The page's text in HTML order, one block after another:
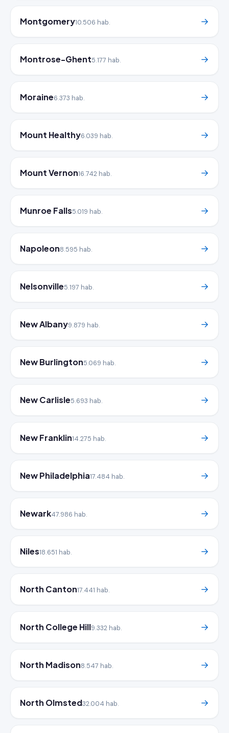
Montgomery10.506 hab. →
Montrose-Ghent5.177 hab. →
Moraine6.373 hab. →
Mount Healthy6.039 hab. →
Mount Vernon16.742 hab. →
Munroe Falls5.019 hab. →
Napoleon8.595 hab. →
Nelsonville5.197 hab. →
New Albany9.879 hab. →
New Burlington5.069 hab. →
New Carlisle5.693 hab. →
New Franklin14.275 hab. →
New Philadelphia17.484 hab. →
Newark47.986 hab. →
Niles18.651 hab. →
North Canton17.441 hab. →
North College Hill9.332 hab. →
North Madison8.547 hab. →
North Olmsted32.004 hab. →